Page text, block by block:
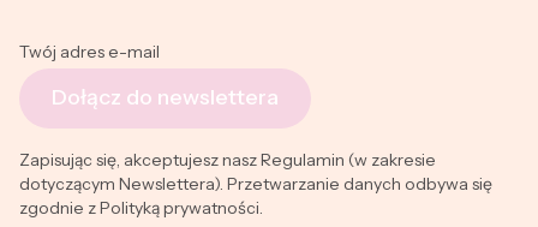
Twój adres e-mail
Dołącz do newslettera
Zapisując się, akceptujesz nasz Regulamin (w zakresie
dotyczącym Newslettera). Przetwarzanie danych odbywa się
zgodnie z Polityką prywatności.